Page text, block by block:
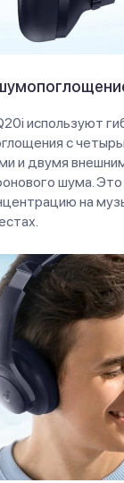
используют
с
и двумя
шума. Это
на